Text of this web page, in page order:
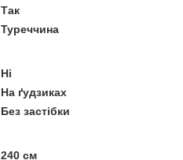
Так
Туреччина
Ні
На ґудзиках
Без застібки
240 см